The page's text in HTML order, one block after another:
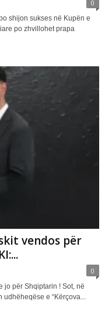
0
shijon sukses në Kupën e
po zhvillohet prapa
vendos për
0
jo për Shqiptarin ! Sot, në
e “Kërçova...